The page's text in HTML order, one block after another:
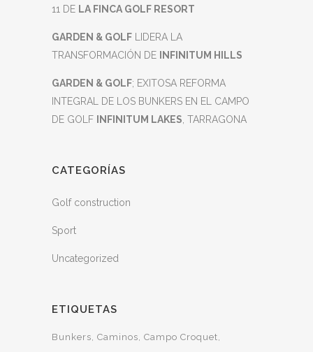
11 DE LA FINCA GOLF RESORT
GARDEN & GOLF LIDERA LA
TRANSFORMACIÓN DE
INFINITUM HILLS
GARDEN & GOLF; EXITOSA REFORMA
INTEGRAL DE LOS BUNKERS EN EL CAMPO
DE GOLF
INFINITUM LAKES , TARRAGONA
CATEGORÍAS
Golf construction
Sport
Uncategorized
ETIQUETAS
Bunkers Caminos Campo Croquet